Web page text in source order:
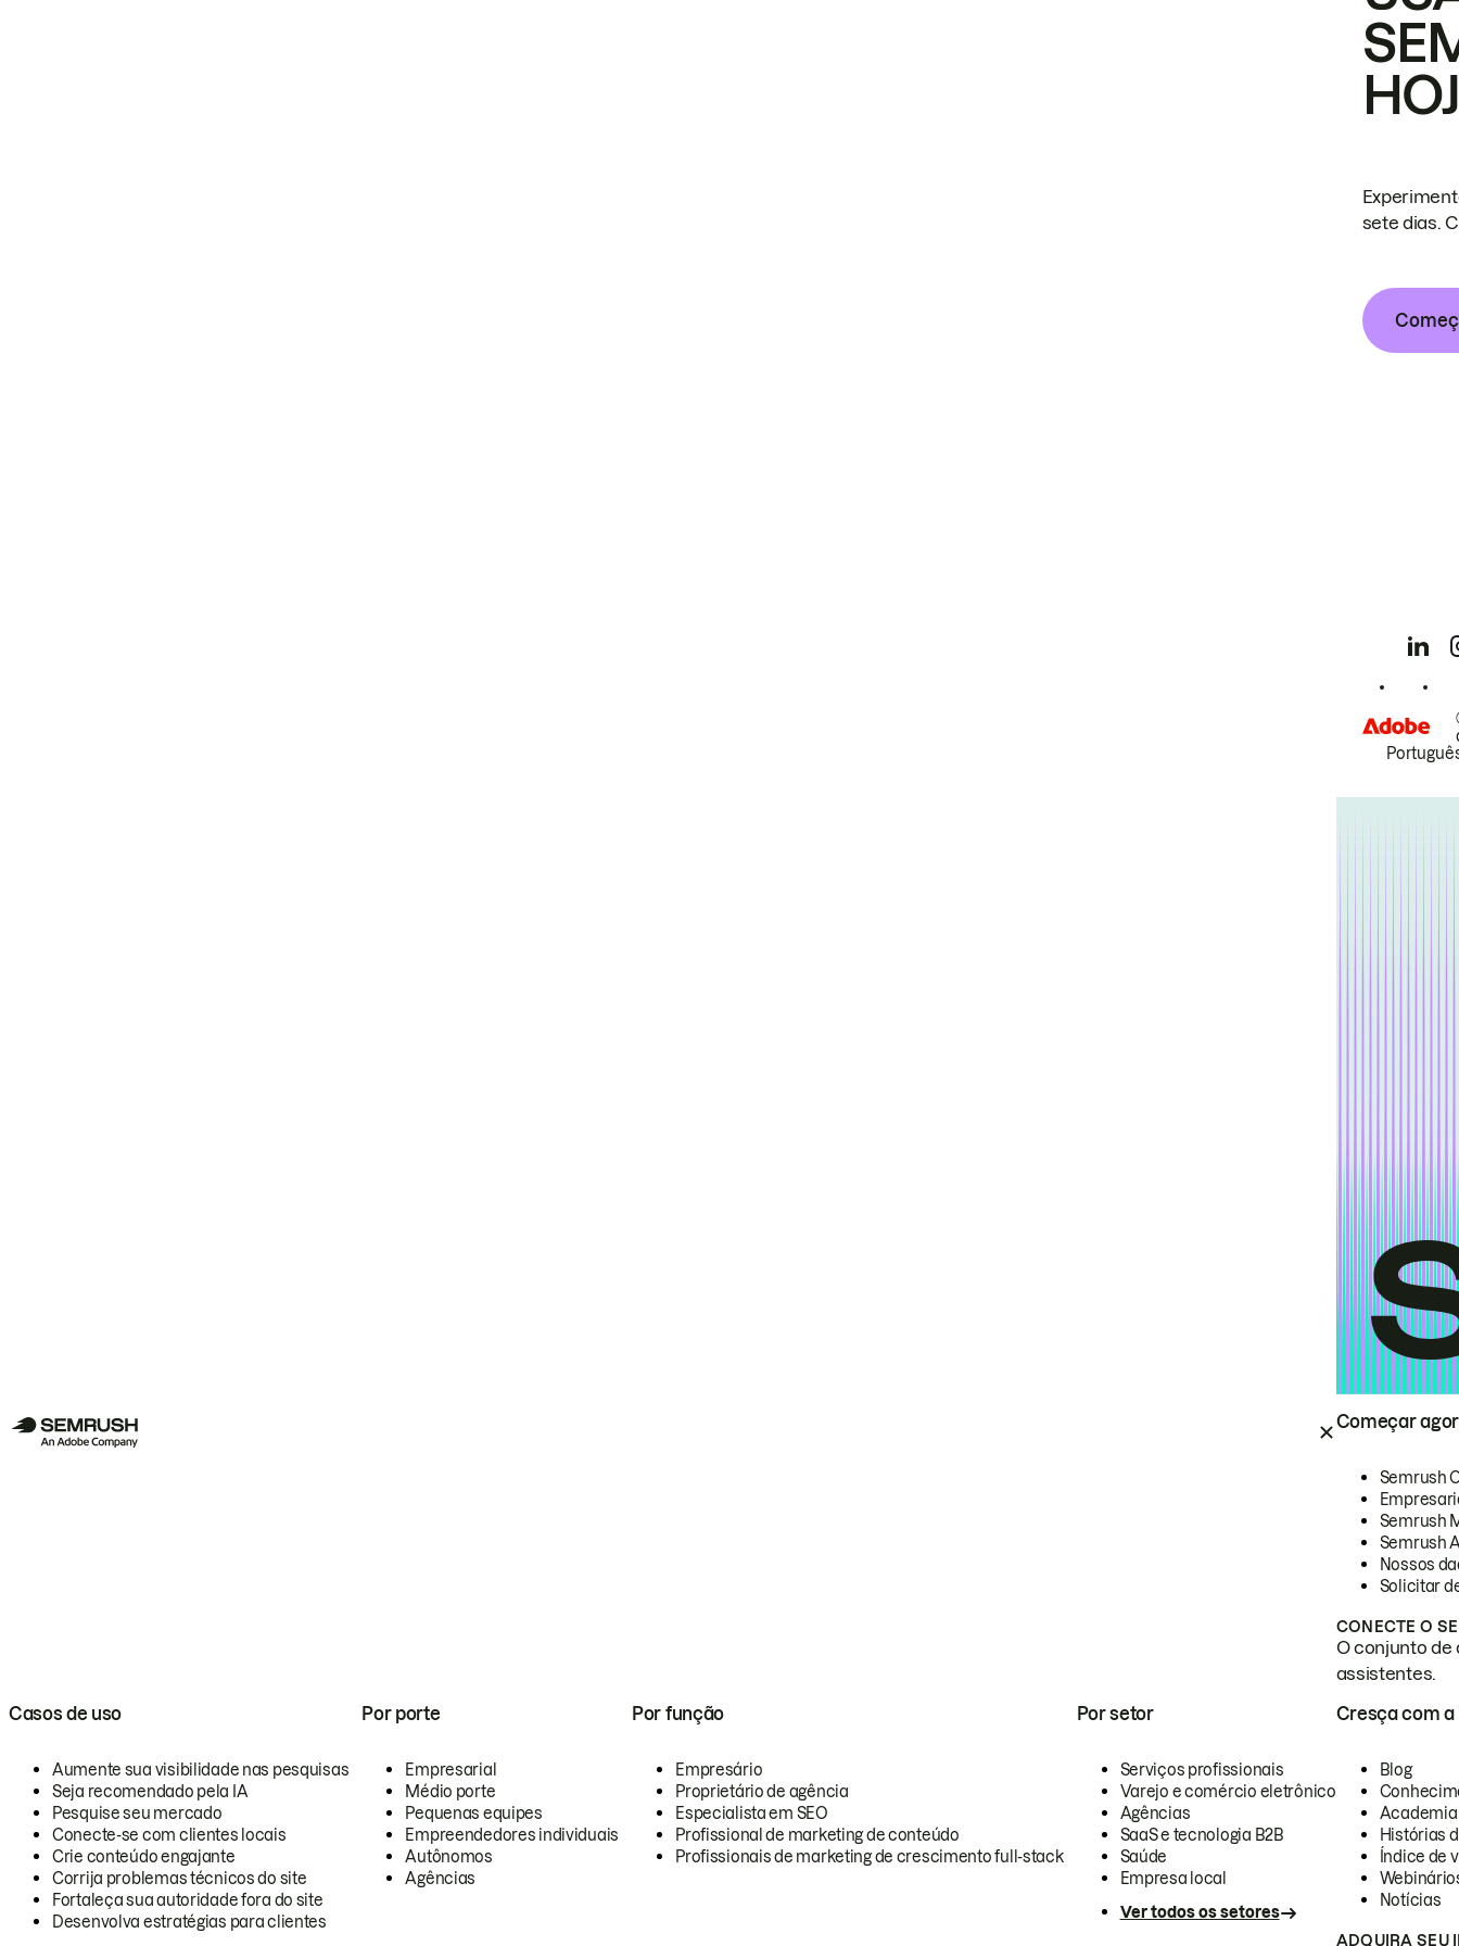
Começar
Semrush
Semrush
Semrush
Nossos
Solicitar
CONECTE O
O conjunto de
assistentes.
Casos de uso
Aumente sua visibilidade nas pesquisas
Seja recomendado pela IA
Pesquise seu mercado
Conecte-se com clientes locais
Crie conteúdo engajante
Corrija problemas técnicos do site
Fortaleça sua autoridade fora do site
Desenvolva estratégias para clientes
Por porte
Empresarial
Médio porte
Pequenas equipes
Empreendedores individuais
Autônomos
Agências
Por função
Empresário
Proprietário de agência
Especialista em SEO
Profissional de marketing de conteúdo
Profissionais de marketing de crescimento full-stack
Por setor
Serviços profissionais
Varejo e comércio eletrônico
Agências
SaaS e tecnologia B2B
Saúde
Empresa local
Ver todos os setores
Cresça com a
Blog
Academia
Histórias
Índice de
Notícias
ADQUIRA SEU
sete dias.